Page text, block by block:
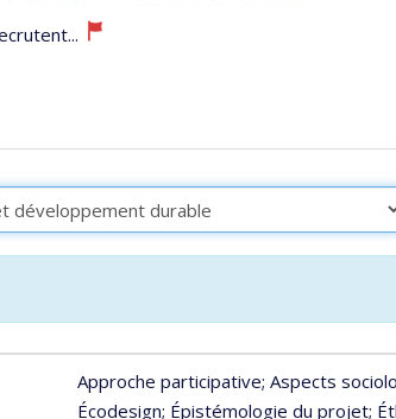
Approche participative; Aspects
Écodesign; Épistémologie du projet;